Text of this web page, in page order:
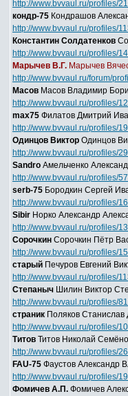
http://www.bvvaul.ru/profiles/
кондр-75 Кондрашов
http://www.bvvaul.ru/profiles/
Константин Солдатенков
http://www.bvvaul.ru/profiles/
Марычев В.Г. Марычев
http://www.bvvaul.ru/forum/
Масов Масов Владимир
http://www.bvvaul.ru/profiles/
max75 Филатов Дмитрий
http://www.bvvaul.ru/profiles/
Одинцов Виктор Одинцов
http://www.bvvaul.ru/profiles/
Sandro Амельченко
http://www.bvvaul.ru/profiles/
serb-75 Бородкин Сергей
http://www.bvvaul.ru/profiles/
Sibir Норко Александр
http://www.bvvaul.ru/profiles/
Сорочкин Сорочкин Пётр
http://www.bvvaul.ru/profiles/
старый Печуров Евгений
http://www.bvvaul.ru/profiles/
Степаныч Шилин Виктор
http://www.bvvaul.ru/profiles/
страник Поляков Станислав
http://www.bvvaul.ru/profiles/
Титов Титов Николай
http://www.bvvaul.ru/profiles/
FAU-75 Фаустов Александр
http://www.bvvaul.ru/profiles/
Фомичев А.П. Фомичев